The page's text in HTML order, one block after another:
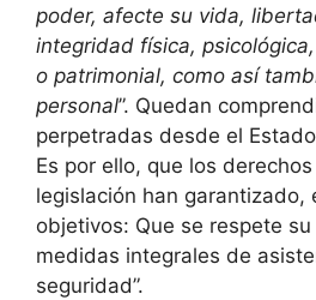
poder, afecte su vida,
integridad física,
o patrimonial, como así
personal”. Quedan
perpetradas desde el
Es por ello, que los
legislación han garantizado,
objetivos: Que se respete
medidas integrales de
seguridad”.